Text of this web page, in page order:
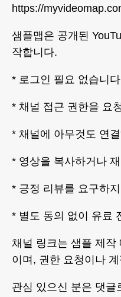
https://
샘플맵은 공개된
작합니다.
* 로그인 필요 없습니
* 채널 접근 권한을 요
* 채널에 아무것도 연
* 영상을 복사하거나
* 긍정 리뷰를 요구하
* 별도 동의 없이 유료
채널 링크는 샘플 제작
이며, 권한 요청이나
관심 있으신 분은 댓글